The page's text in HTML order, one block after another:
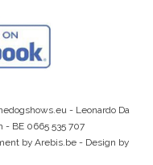
- Leonardo Da
- BE 0665 535 707
by Arebis.be - Design by